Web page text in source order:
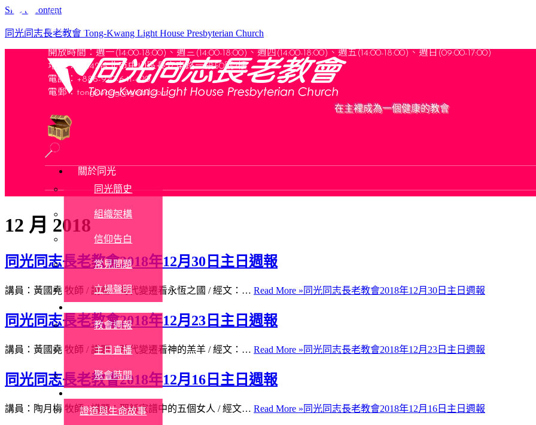
Skip to content
同光同志長老教會 Tong-Kwang Light House Presbyterian Church
在主裡成為一個健康的教會
關於同光
同光簡史
組織架構
信仰告白
常見問題
立場聲明
教會週報
主日直播
聚會時間
證道與生命故事
12 月 2018
同光同志長老教會2018年12月30日主日週報
講員：黃國堯 牧師 / 講題：時代變遷看永恆之國 / 經文：… Read More » 同光同志長老教會2018年12月30日主日週報
同光同志長老教會2018年12月23日主日週報
講員：黃國堯 牧師 / 講題：時代變遷看神的羔羊 / 經文：… Read More » 同光同志長老教會2018年12月23日主日週報
同光同志長老教會2018年12月16日主日週報
講員：陶月梅 牧師 / 講題：耶穌家譜中的五個女人 / 經文… Read More » 同光同志長老教會2018年12月16日主日週報
同光同志長老教會
是支持關懷性少數及其他弱勢社群的教會
開放時間： 週一(14:00-18:00)、週三(14:00-18:00) 、 週四(14:00-18:00)、週五(14:00-18:00) 、 週日(09:00-17:00)
地址：10442台北市中山區長安東路一段50號7樓
電話：+886-970-641-420
電郵： tongkwang@gmail.com